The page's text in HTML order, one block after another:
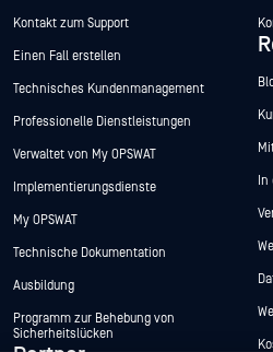
Kontakt zum Support
Einen Fall erstellen
Technisches Kundenmanagement
Professionelle Dienstleistungen
Verwaltet von My OPSWAT
Implementierungsdienste
My OPSWAT
Technische Dokumentation
Ausbildung
Programm zur Behebung von
Sicherheitslücken